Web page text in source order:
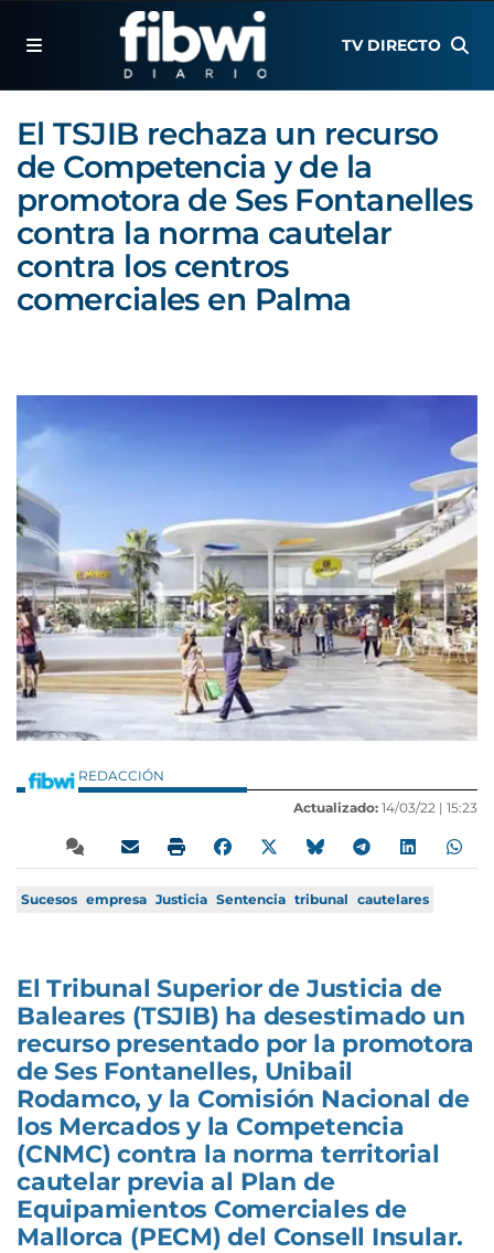
TV DIRECTO
El TSJIB rechaza un recurso
de Competencia y de la
promotora de Ses Fontanelles
contra la norma cautelar
contra los centros
comerciales en Palma
REDACCIÓN
Actualizado: 14/03/22 | 15:23
Sucesos empresa Justicia Sentencia tribunal cautelares
El Tribunal Superior de Justicia de
Baleares (TSJIB) ha desestimado un
recurso presentado por la promotora
de Ses Fontanelles, Unibail
Rodamco, y la Comisión Nacional de
los Mercados y la Competencia
(CNMC) contra la norma territorial
cautelar previa al Plan de
Equipamientos Comerciales de
Mallorca (PECM) del Consell Insular.